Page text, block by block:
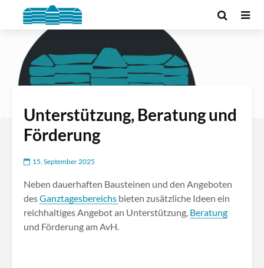
Unterstützung, Beratung und
Förderung
15. September 2025
Neben dauerhaften Bausteinen und den Angeboten
desGanztagesbereichs bieten zusätzliche Ideen ein
reichhaltiges Angebot an Unterstützung, Beratung
und Förderung am AvH.